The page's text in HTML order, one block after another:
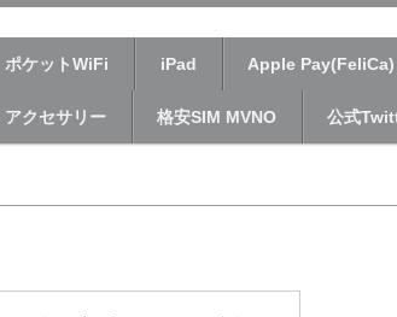
ポケットWiFi iPad Apple Pay(FeliCa)
アクセサリー 格安SIM MVNO 公式